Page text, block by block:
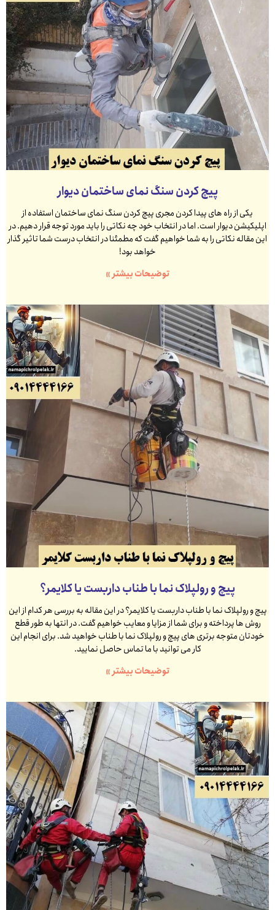
پیچ کردن سنگ نمای ساختمان دیوار
یکی از راه های پیدا کردن مجری پیچ کردن سنگ نمای ساختمان استفاده از
اپلیکیشن دیوار است. اما در انتخاب خود چه نکاتی را باید مورد توجه قرار دهیم. در
این مقاله نکاتی را به شما خواهیم گفت که مطمئنا در انتخاب درست شما تاثیر گذار
خواهد بود!
توضیحات بیشتر »
پیچ و رولپلاک نما با طناب داربست یا کلایمر؟
پیچ و رولپلاک نما با طناب داربست یا کلایمر؟ در این مقاله به بررسی هر کدام از این
روش ها پرداخته و برای شما از مزایا و معایب خواهیم گفت. در انتها به طور قطع
خودتان متوجه برتری های پیچ و رولپلاک نما با طناب خواهید شد. برای انجام این
کار می توانید با ما تماس حاصل نمایید.
توضیحات بیشتر »